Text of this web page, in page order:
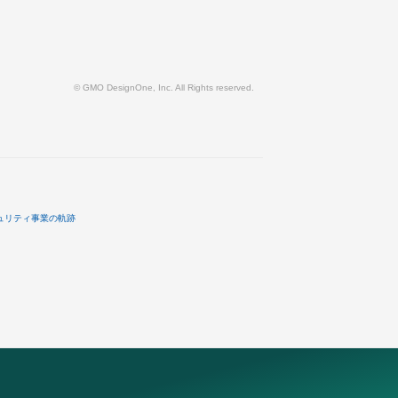
© GMO DesignOne, Inc. All Rights reserved.
リティ事業の軌跡